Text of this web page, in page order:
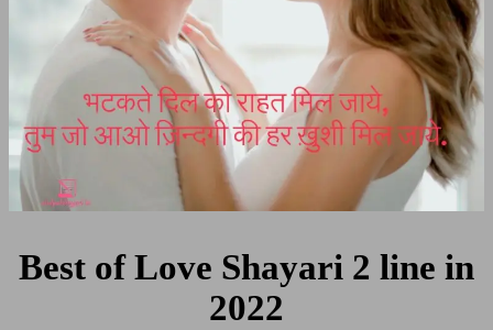
Best of Love Shayari 2 line in
2022